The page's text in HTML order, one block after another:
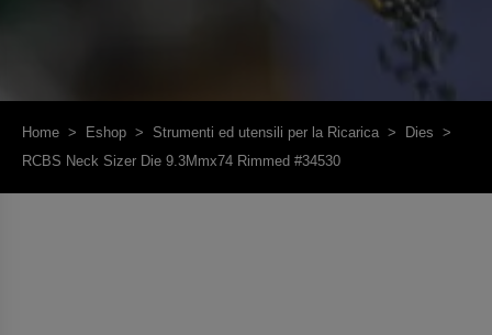
Home > Eshop > Strumenti ed utensili per la Ricarica > Dies >
RCBS Neck Sizer Die 9.3Mmx74 Rimmed #34530